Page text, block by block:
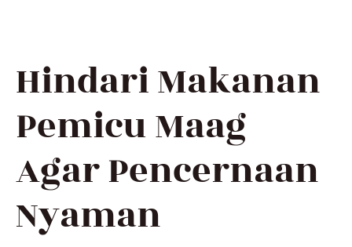
Hindari Makanan
Pemicu Maag
Agar Pencernaan
Nyaman